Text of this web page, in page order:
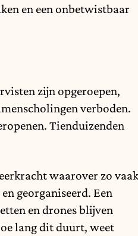
en een onbetwistbaar
zijn opgeroepen,
verboden.
Tienduizenden
waarover zo vaak
georganiseerd. Een
en drones blijven
lang dit duurt, weet